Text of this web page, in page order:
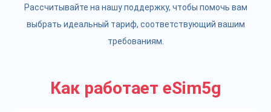
Рассчитывайте на нашу поддержку, чтобы помочь вам
выбрать идеальный тариф, соответствующий вашим
требованиям.
Как работает eSim5g